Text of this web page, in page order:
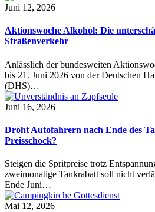
Juni 12, 2026
Aktionswoche Alkohol: Die
Straßenverkehr
Anlässlich der bundesweiten
bis 21. Juni 2026 von der Deutschen
(DHS)…
Juni 16, 2026
Droht Autofahrern nach Ende des
Preisschock?
Steigen die Spritpreise trotz
zweimonatige Tankrabatt soll nicht
Ende Juni…
Mai 12, 2026